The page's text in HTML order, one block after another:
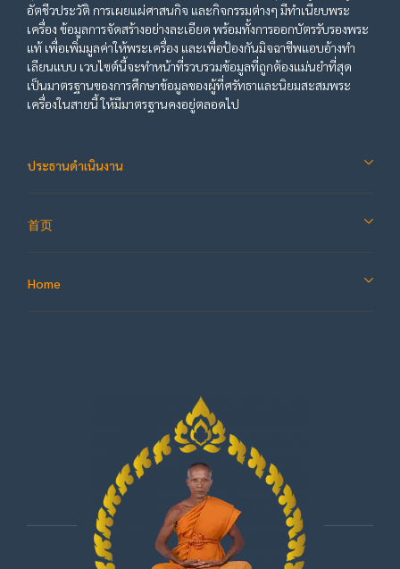
อัตชีวประวัติ การเผยแผ่ศาสนกิจ และกิจกรรมต่างๆ มีทำเนียบพระ
เครื่อง ข้อมูลการจัดสร้างอย่างละเอียด พร้อมทั้งการออกบัตรรับรองพระ
แท้ เพื่อเพิ่มมูลค่าให้พระเครื่อง และเพื่อป้องกันมิจฉาชีพแอบอ้างทำ
เลียนแบบ เวบไซต์นี้จะทำหน้าที่รวบรวมข้อมูลที่ถูกต้องแม่นยำที่สุด
เป็นมาตรฐานของการศึกษาข้อมูลของผู้ที่ศรัทธาและนิยมสะสมพระ
เครื่องในสายนี้ ให้มีมาตรฐานคงอยู่ตลอดไป
ประธานดำเนินงาน
首页
Home